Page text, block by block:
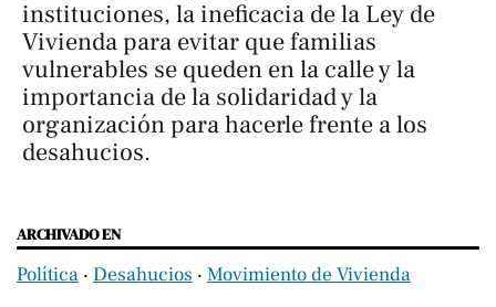
instituciones, la ineficacia de la Ley de
Vivienda para evitar que familias
vulnerables se queden en la calle y la
importancia de la solidaridad y la
organización para hacerle frente a los
desahucios.
ARCHIVADO EN
Política ‧ Desahucios ‧ Movimiento de Vivienda